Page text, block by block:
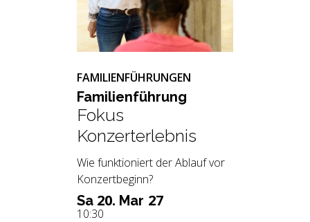
Sa 20. Mar 27
10:30
FAMILIENFÜHRUNGEN
Fa­mi­li­en­füh­rung
Fokus
Konzerterlebnis
Wie funktioniert der Ablauf vor
Konzertbeginn?